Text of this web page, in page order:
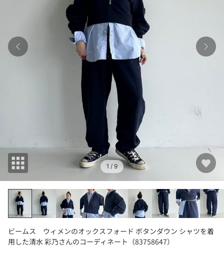
1 / 9
ビームス ウィメンのオックスフォード ボタンダウン シャツを着
用した清水 彩乃さんのコーディネート（83758647）